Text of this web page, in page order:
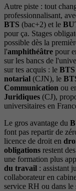
Autre piste : tout
professionnalisant,
BTS (bac+2) et le
pour ça. Stages
possible dès la
l'amphithéâtre pour
sur les bancs de
sur tes acquis : le
notarial (CJN), le
Communication ou
Juridiques (CJ),
universitaires en
Le gros avantage du
font pas repartir de
licence de droit en
obligations restent
une formation plus
du travail : assistant
collaborateur en
service RH ou dans le